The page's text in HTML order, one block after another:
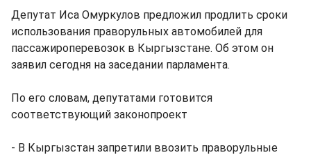
Депутат Иса Омуркулов предложил продлить сроки
использования праворульных автомобилей для
пассажироперевозок в Кыргызстане. Об этом он
заявил сегодня на заседании парламента.
По его словам, депутатами готовится
соответствующий законопроект
- В Кыргызстан запретили ввозить праворульные